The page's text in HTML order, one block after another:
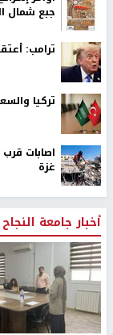
جبع شمال
ترامب:
تركيا
اصابات
غزة
أخبار جامعة النجاح